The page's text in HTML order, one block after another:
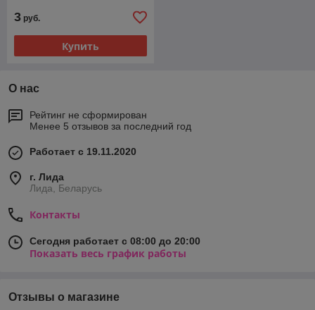
3 руб.
Купить
О нас
Рейтинг не сформирован
Менее 5 отзывов за последний год
Работает с 19.11.2020
г. Лида
Лида, Беларусь
Контакты
Сегодня работает с 08:00 до 20:00
Показать весь график работы
Отзывы о магазине